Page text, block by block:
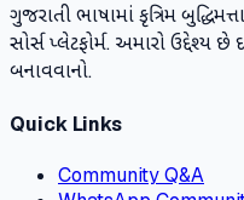
ગુજરાતી ભાષામાં કૃત્રિમ
સોર્સ પ્લેટફોર્મ. અમારો ઉદ્દેશ્ય
બનાવવાનો.
Quick Links
Community Q&A